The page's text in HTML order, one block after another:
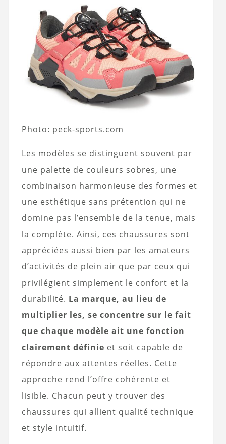
Photo: peck-sports.com
Les modèles se distinguent souvent par
une palette de couleurs sobres, une
combinaison harmonieuse des formes et
une esthétique sans prétention qui ne
domine pas l’ensemble de la tenue, mais
la complète. Ainsi, ces chaussures sont
appréciées aussi bien par les amateurs
d’activités de plein air que par ceux qui
privilégient simplement le confort et la
durabilité. La marque, au lieu de
multiplier les, se concentre sur le fait
que chaque modèle ait une fonction
clairement définie et soit capable de
répondre aux attentes réelles. Cette
approche rend l’offre cohérente et
lisible. Chacun peut y trouver des
chaussures qui allient qualité technique
et style intuitif.